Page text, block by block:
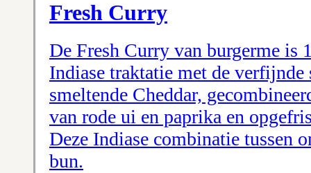
Fresh Curry
De Fresh Curry van burgerme is
Indiase traktatie met de verfijnde
smeltende Cheddar,
van rode ui en paprika en
Deze Indiase combinatie tussen
bun.